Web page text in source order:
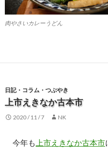
肉やさいカレーうどん
日記・コラム・つぶやき
上市えきなか古本市
2020 / 11 / 7 NK
今年も 上市えきなか古本市